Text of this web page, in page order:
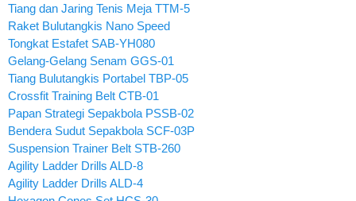
Tiang dan Jaring Tenis Meja TTM-5
Raket Bulutangkis Nano Speed
Tongkat Estafet SAB-YH080
Gelang-Gelang Senam GGS-01
Tiang Bulutangkis Portabel TBP-05
Crossfit Training Belt CTB-01
Papan Strategi Sepakbola PSSB-02
Bendera Sudut Sepakbola SCF-03P
Suspension Trainer Belt STB-260
Agility Ladder Drills ALD-8
Agility Ladder Drills ALD-4